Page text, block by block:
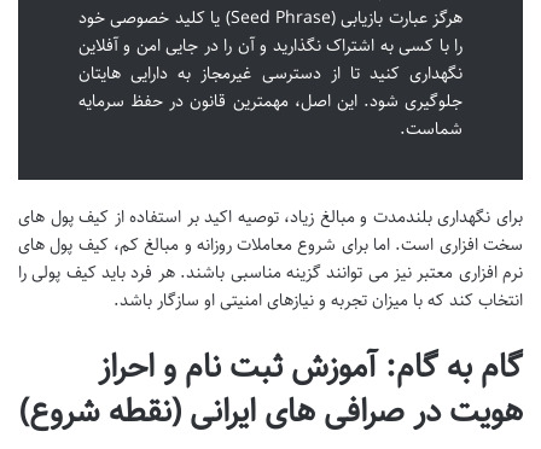
هرگز عبارت بازیابی (Seed Phrase) یا کلید خصوصی خود
را با کسی به اشتراک نگذارید و آن را در جایی امن و آفلاین
نگهداری کنید تا از دسترسی غیرمجاز به دارایی هایتان
جلوگیری شود. این اصل، مهمترین قانون در حفظ سرمایه
شماست.
برای نگهداری بلندمدت و مبالغ زیاد، توصیه اکید بر استفاده از کیف پول های
سخت افزاری است. اما برای شروع معاملات روزانه و مبالغ کم، کیف پول های
نرم افزاری معتبر نیز می توانند گزینه مناسبی باشند. هر فرد باید کیف پولی را
انتخاب کند که با میزان تجربه و نیازهای امنیتی او سازگار باشد.
گام به گام: آموزش ثبت نام و احراز
هویت در صرافی های ایرانی (نقطه شروع)